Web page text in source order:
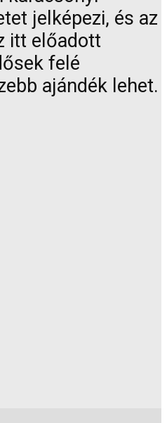
jelképezi, és az
itt előadott
felé
ajándék lehet.